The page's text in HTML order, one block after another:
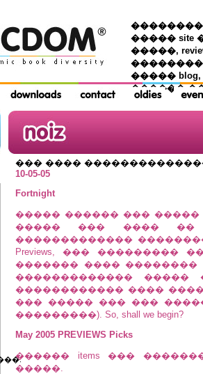
���������
����� site
�����,
����� blog,
������
��� ����
10-05-05
Fortnight
����� ������ ��� �����
����� ��� ���� ��
�������������
Previews, ��� ���������
������� ���� ��������
������������� �����
������������ ����
��� ����� ��� ���
���������). So, shall we begin?
May 2005 PREVIEWS Picks
������ items ���
�����.